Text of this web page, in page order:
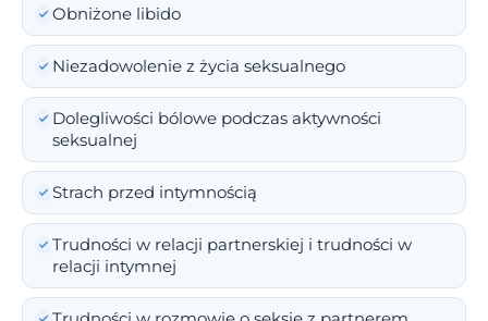
Obniżone libido
Niezadowolenie z życia seksualnego
Dolegliwości bólowe podczas aktywności
seksualnej
Strach przed intymnością
Trudności w relacji partnerskiej i trudności w
relacji intymnej